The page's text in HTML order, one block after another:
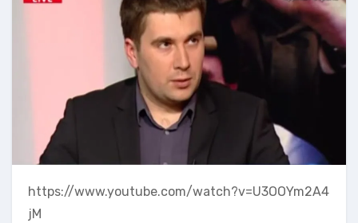
https://www.youtube.com/watch?v=U3OOYm2A4
jM